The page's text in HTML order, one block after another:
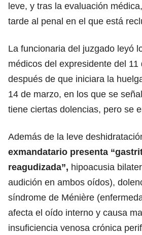
leve, y tras la evaluación
tarde al penal en el que está
La funcionaria del juzgado leyó
médicos del expresidente del
después de que iniciara la
14 de marzo, en los que se
tiene ciertas dolencias, pero se
Además de la leve
exmandatario presenta “
reagudizada”, hipoacusia
audición en ambos oídos),
síndrome de Ménière
afecta el oído interno y causa
insuficiencia venosa crónica